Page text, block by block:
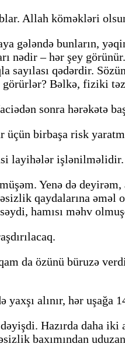
Allah köməkləri
gələndə bunların,
nədir – hər şey
sayılası qədərdir.
Bəlkə, fiziki
sonra hərəkətə
üçün birbaşa risk
layihələr
Yenə də
qaydalarına əməl
hamısı məhv
da özünü büruzə
yaxşı alınır, hər
Hazırda daha
baxımından